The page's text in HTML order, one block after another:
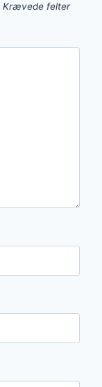
Krævede felter